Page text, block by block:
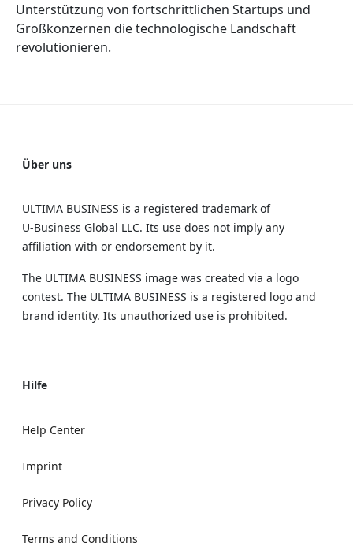
Unterstützung von fortschrittlichen Startups und
Großkonzernen die technologische Landschaft
revolutionieren.
Über uns
ULTIMA BUSINESS is a registered trademark of
U‑Business Global LLC. Its use does not imply any
affiliation with or endorsement by it.
The ULTIMA BUSINESS image was created via a logo
contest. The ULTIMA BUSINESS is a registered logo and
brand identity. Its unauthorized use is prohibited.
Hilfe
Help Center
Imprint
Privacy Policy
Terms and Conditions